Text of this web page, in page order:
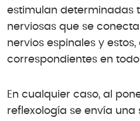
estimulan determinadas
nerviosas que se
nervios espinales y
correspondientes en
En cualquier caso, al
reflexología se envía una